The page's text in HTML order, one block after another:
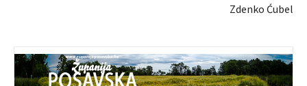
Zdenko Ćubel